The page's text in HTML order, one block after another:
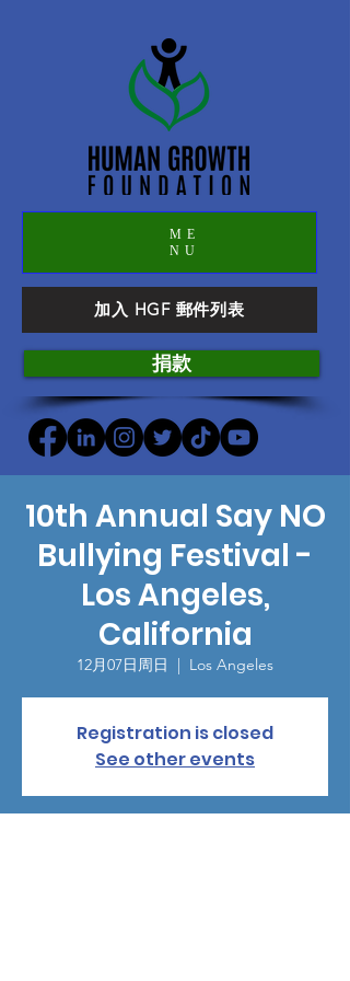
ME
NU
加入 HGF 郵件列表
捐款
10th Annual Say NO
Bullying Festival -
Los Angeles,
California
12月07日周日
  |
Los Angeles
Registration is closed
See other events